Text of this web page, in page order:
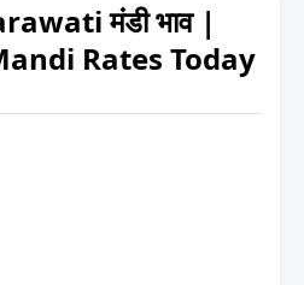
मंडी भाव |
Rates Today